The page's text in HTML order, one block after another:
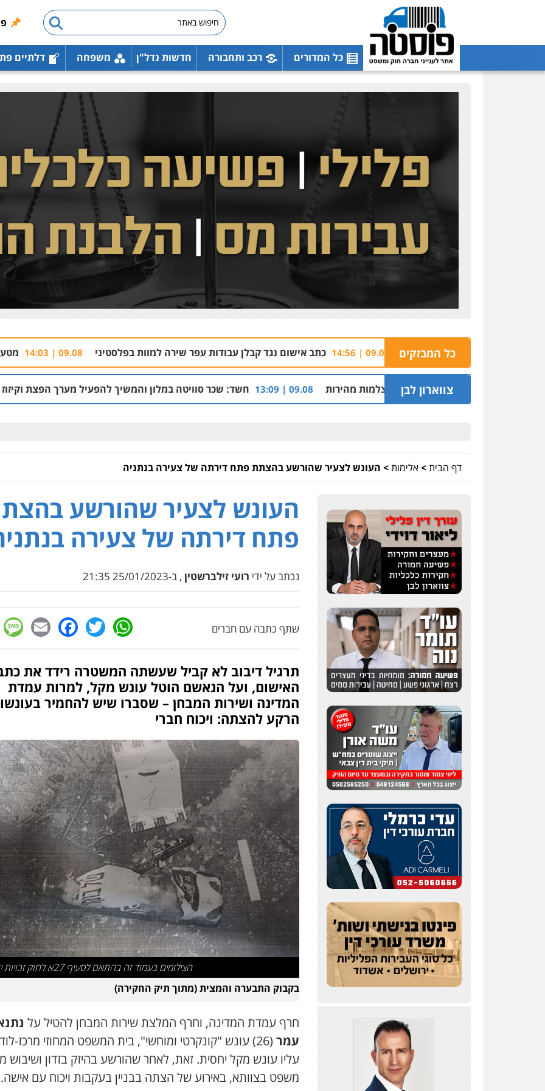
כל המדורים רכב ותחבורה חדשות נדל"ן משפחה דלתיים
כל המבזקים
09.08 | 14:56 כתב אישום נגד קבלן עבודות עפר שירה למוות בפלסטיני 09.08 | 14:03 מטען חבלה
צווארון לבן
סף האכיפה במצלמות מהירות 09.08 | 13:09 חשד: שכר סוויטה במלון והמשיך להפעיל מערך הפצת וקיזוז חשבוניות
דף הבית>אלימות> העונש לצעיר שהורשע בהצתת פתח דירתה של צעירה בנתניה
העונש לצעיר שהורשע
פתח דירתה של צעירה
נכתב על ידי רועי זילברשטין , ב-25/01/2023 21:35
שתף כתבה עם חברים WhatsApp
Twitter
תרגיל דיבוב לא קביל שעשתה המשטרה רידד את
האישום, ועל הנאשם הוטל עונש מקל, למרות עמדת
המדינה ושירות המבחן – שסברו שיש להחמיר
הרקע להצתה: ויכוח חברי
הצילומים בעמוד זה בהתאם לסעיף 27א לחוק זכויות יוצרים
בקבוק התבערה והמצית (מתוך תיק החקירה)
חרף עמדת המדינה, וחרף המלצת שירות המבחן להטיל על
עמר
(26) עונש "קונקרטי ומוחשי", בית המשפט המחוזי מרכז-
עליו עונש מקל יחסית. זאת, לאחר שהורשע בהיזק בזדון ושיבוש
משפט בצוותא, באירוע של הצתה בבניין בעקבות ויכוח עם אישה.